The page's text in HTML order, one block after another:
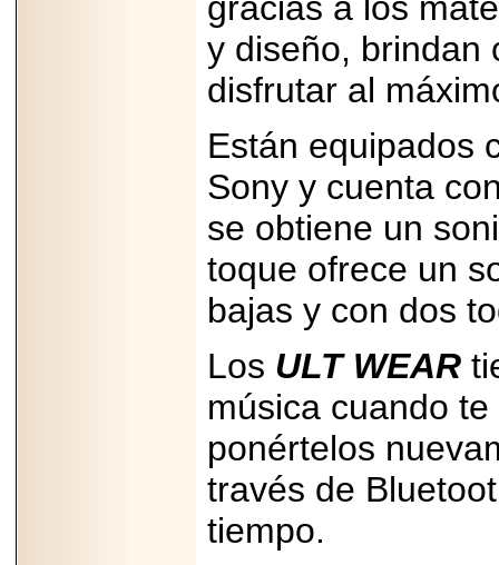
y diseño, brindan
disfrutar al
Están equipados
Sony y cuenta
se obtiene un
toque ofrece un
bajas y con dos
Los ULT WEAR
música cuando
ponértelos
través de
tiempo.